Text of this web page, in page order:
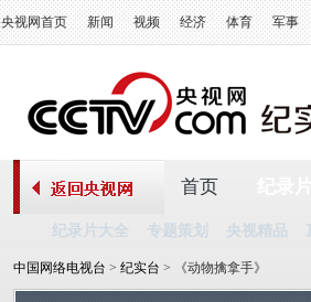
央视网首页 新闻 视频 经济 体育 军事
首页
纪录片大全 专题策划 央视精品
中国网络电视台 > 纪实台 > 《动物擒拿手》